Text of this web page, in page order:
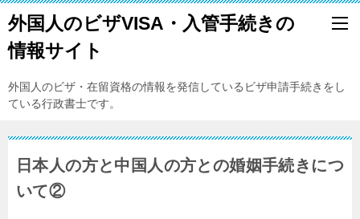
外国人のビザVISA・入管手続きの
情報サイト
外国人のビザ・在留資格の情報を発信しているビザ申請手続きをし
ている行政書士です。
日本人の方と中国人の方との婚姻手続きにつ
いて②